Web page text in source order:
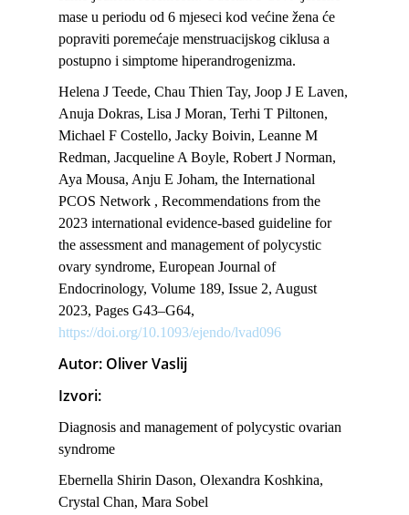
mase u periodu od 6 mjeseci kod većine žena će
popraviti poremećaje menstruacijskog ciklusa a
postupno i simptome hiperandrogenizma.
Helena J Teede, Chau Thien Tay, Joop J E Laven,
Anuja Dokras, Lisa J Moran, Terhi T Piltonen,
Michael F Costello, Jacky Boivin, Leanne M
Redman, Jacqueline A Boyle, Robert J Norman,
Aya Mousa, Anju E Joham, the International
PCOS Network , Recommendations from the
2023 international evidence-based guideline for
the assessment and management of polycystic
ovary syndrome, European Journal of
Endocrinology, Volume 189, Issue 2, August
2023, Pages G43–G64,
https://doi.org/10.1093/ejendo/lvad096
Autor: Oliver Vaslij
Izvori:
Diagnosis and management of polycystic ovarian
syndrome
Ebernella Shirin Dason, Olexandra Koshkina,
Crystal Chan, Mara Sobel